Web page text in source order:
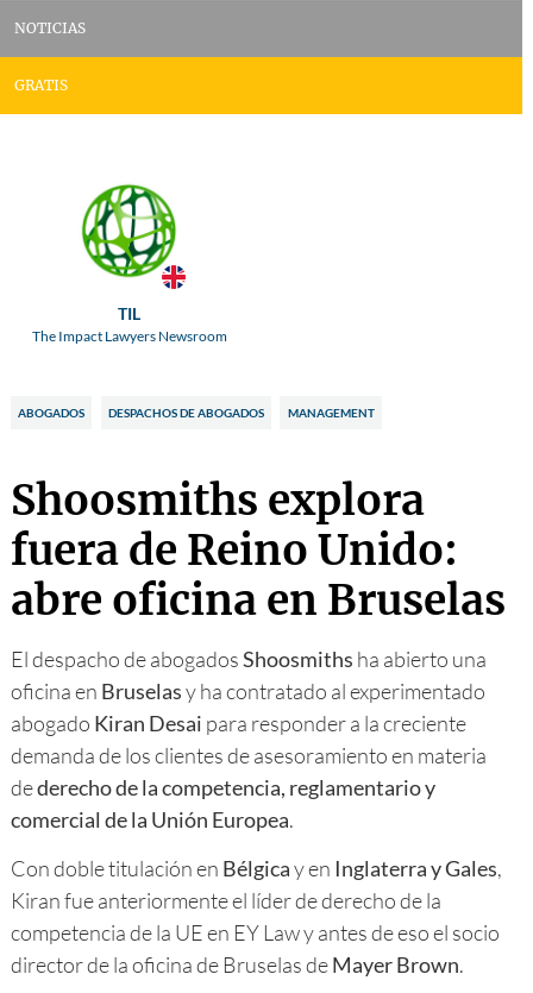
NOTICIAS
GRATIS
TIL
The Impact Lawyers Newsroom
ABOGADOS DESPACHOS DE ABOGADOS MANAGEMENT
Shoosmiths explora
fuera de Reino Unido:
abre oficina en Bruselas
El despacho de abogadosShoosmiths ha abierto una
oficina en Bruselasy ha contratado al experimentado
abogado Kiran Desai para responder a la creciente
demanda de los clientes de asesoramiento en materia
dederecho de la competencia, reglamentario y
comercial de la Unión Europea.
Con doble titulación en Bélgicay en Inglaterra y Gales,
Kiran fue anteriormente el líder de derecho de la
competencia de la UE en EY Law y antes de eso el socio
director de la oficina de Bruselas deMayer Brown.